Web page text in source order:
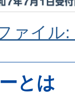
ァイル:
とは